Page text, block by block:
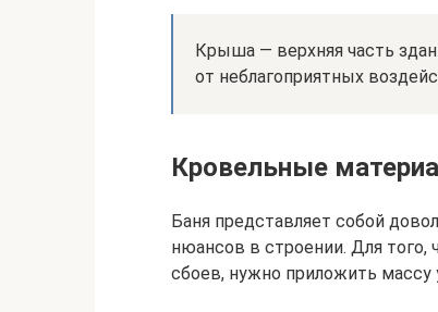
Крыша — верхняя часть
от неблагоприятных
Кровельные
Баня представляет собой
нюансов в строении. Для того,
сбоев, нужно приложить массу